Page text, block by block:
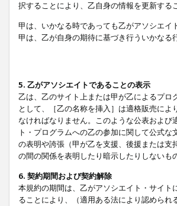
択することにより、乙自身の情報を更新する
甲は、いかなる時であっても乙がアソシエ
甲は、乙が自身の期待に基づき行ういかなる
5. 乙がアソシエイトであることの表示
乙は、乙のサイト上または甲が乙によるプ
として、［乙の名称を挿入］は適格販売に
なければなりません。このような公表およ
ト・プログラムへの乙の参加に関して公式
の表明や誇張（甲が乙を支援、後援または
の間の関係を表明したり暗示したりしないも
6. 契約期間および契約解除
本規約の期間は、乙がアソシエイト・サイ
ることにより、（適用ある法により認めら